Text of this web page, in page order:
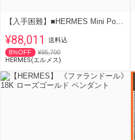
【入手困難】■HERMES Mini Pop H earrings ピアス
¥88,011
送料込
8%OFF
¥95,700
HERMES(エルメス)